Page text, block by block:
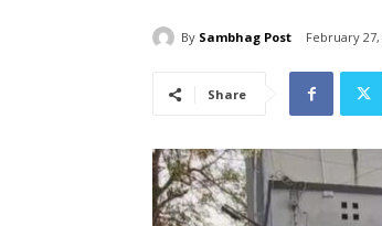
By Sambhag Post February 27,
Share